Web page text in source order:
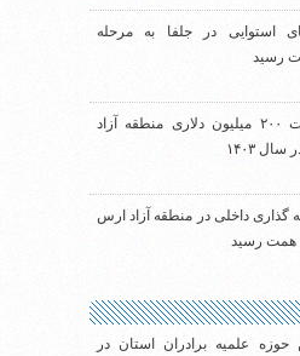
استوایی در جلفا به مرحله
رسید
صادرات ۲۰۰ میلیون دلاری منطقه آزاد
۱۴۰۳
گذاری داخلی در منطقه آزاد ارس
حوزه علمیه برادران استان در